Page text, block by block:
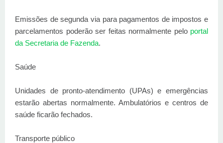
Emissões de segunda via para pagamentos de impostos e
parcelamentos poderão ser feitas normalmente pelo portal
da Secretaria de Fazenda.
Saúde
Unidades de pronto-atendimento (UPAs) e emergências
estarão abertas normalmente. Ambulatórios e centros de
saúde ficarão fechados.
Transporte público